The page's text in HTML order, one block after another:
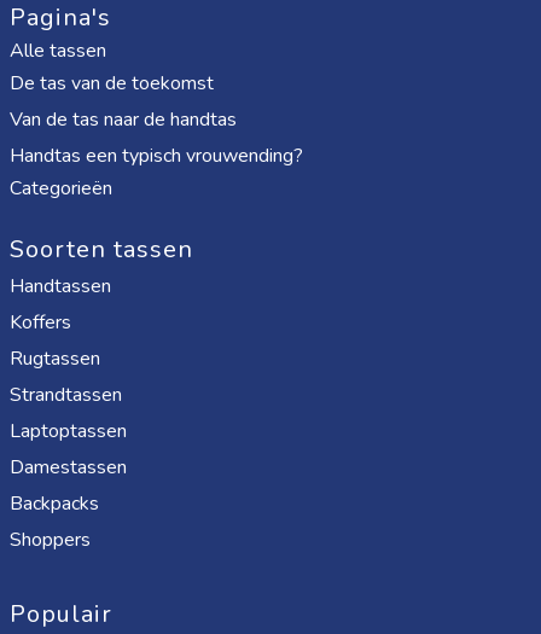
Pagina's
Alle tassen
De tas van de toekomst
Van de tas naar de handtas
Handtas een typisch vrouwending?
Categorieën
Soorten tassen
Handtassen
Koffers
Rugtassen
Strandtassen
Laptoptassen
Damestassen
Backpacks
Shoppers
Populair